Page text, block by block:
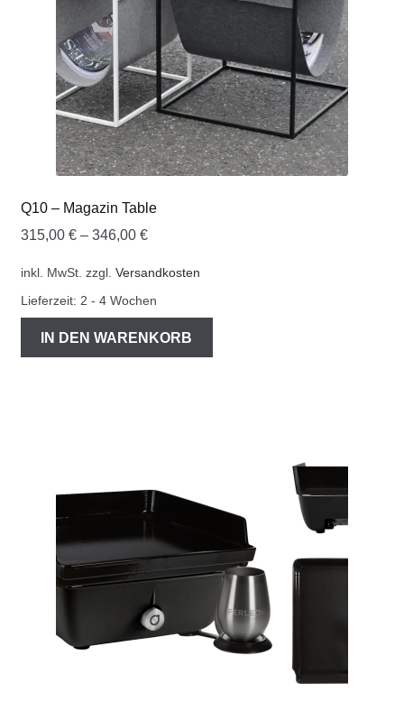
Q10 – Magazin Table
315,00 €– 346,00 €
inkl. MwSt. zzgl. Versandkosten
Lieferzeit: 2 - 4 Wochen
IN DEN WARENKORB